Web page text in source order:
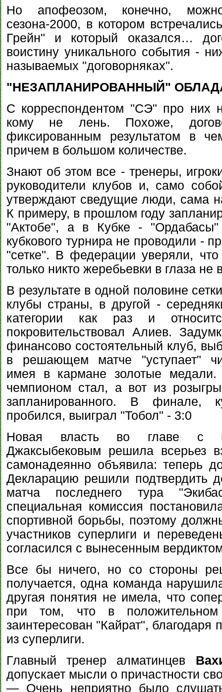
Но апофеозом, конечно,
сезона-2000, в котором
Грейн" и который оказался…
воистину уникального события -
называемых "договорняках".
"НЕЗАПЛАНИРОВАННЫЙ"
С корреспондентом "СЭ" про них
кому не лень. Похоже,
фиксированным результатом в
причем в большом количестве.
Знают об этом все - тренеры,
руководители клубов и, само
утверждают сведущие люди, сама
К примеру, в прошлом году
"Актобе", а в Кубке -
кубкового турнира не проводили -
"сетке". В федерации уверяли,
только никто жеребьевки в глаза не
В результате в одной половине
клубы страны, в другой -
категории как раз и
покровительствовал Алиев.
финансово состоятельный клуб,
в решающем матче "уступает"
имея в кармане золотые медали.
чемпионом стал, а вот из
запланированного. В финале,
пробился, выиграл "Тобол" - 3:0
Новая власть во главе с
Джаксыбековым решила всерьез
самонадеянно объявила: теперь
Декларацию решили подтвердить
матча последнего тура
специальная комиссия
спортивной борьбы, поэтому
участников суперлиги и
согласился с вынесенным
Все бы ничего, но со стороны
получается, одна команда
другая понятия не имела, что
при том, что в
заинтересован "Кайрат", благодаря
из суперлиги.
Главный тренер алматинцев
допускает мысли о причастности
— Очень неприятно было